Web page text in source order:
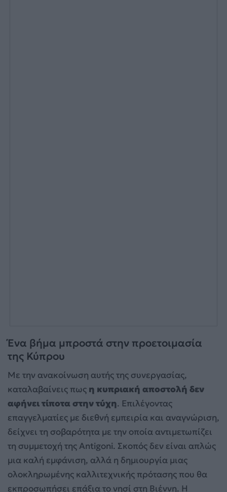
Ένα βήμα μπροστά στην προετοιμασία
της Κύπρου
Με την ανακοίνωση αυτής της συνεργασίας,
καταλαβαίνεις πως η κυπριακή αποστολή δεν
αφήνει τίποτα στην τύχη. Επιλέγοντας
επαγγελματίες με διεθνή εμπειρία και αναγνώριση,
δείχνει τη σοβαρότητα με την οποία αντιμετωπίζει
τη συμμετοχή της Antigoni. Σκοπός δεν είναι απλώς
μια καλή εμφάνιση, αλλά η δημιουργία μιας
ολοκληρωμένης καλλιτεχνικής πρότασης που θα
εκπροσωπήσει επάξια το νησί στη Βιέννη. Η